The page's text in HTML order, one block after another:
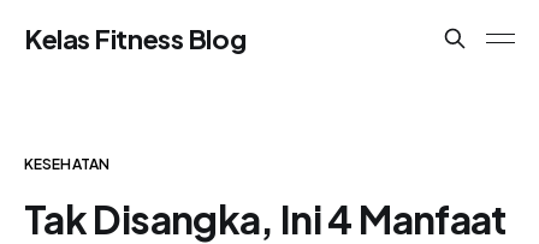
Kelas Fitness Blog
KESEHATAN
Tak Disangka, Ini 4 Manfaat